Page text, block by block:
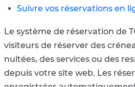
Galerie
Documentation
Suivre vos réservations en
Le système de réservation de
visiteurs de réserver des
nuitées, des services ou des
depuis votre site web. Les